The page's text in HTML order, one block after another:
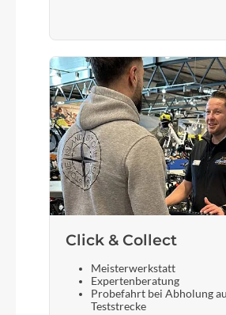
STYX Riserbar
Farbe
dark petrol matt
Kette
KMC, Z-8.3
Rücklicht
Click & Collect
Meisterwerkstatt
Expertenberatung
Probefahrt bei Abholung
Teststrecke